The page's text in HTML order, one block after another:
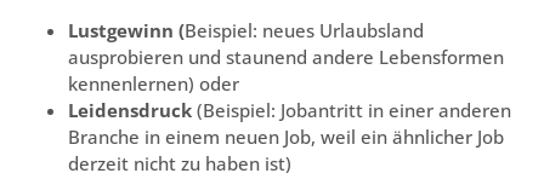
Lustgewinn (Beispiel: neues Urlaubsland
ausprobieren und staunend andere Lebensformen
kennenlernen) oder
Leidensdruck (Beispiel: Jobantritt in einer anderen
Branche in einem neuen Job, weil ein ähnlicher Job
derzeit nicht zu haben ist)